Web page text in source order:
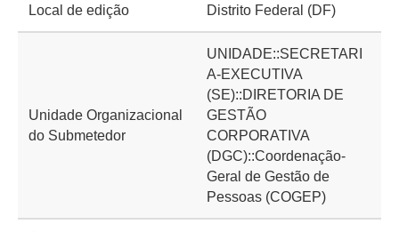
Local de edição Distrito Federal (DF)
Unidade Organizacional
do Submetedor
UNIDADE::SECRETARI
A-EXECUTIVA
(SE)::DIRETORIA DE
GESTÃO
CORPORATIVA
(DGC)::Coordenação-
Geral de Gestão de
Pessoas (COGEP)